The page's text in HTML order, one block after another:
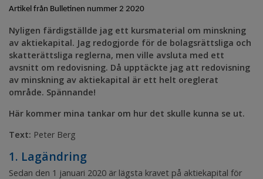
About BAS
Artikel från Bulletinen nummer 2 2020
Nyligen färdigställde jag ett kursmaterial om minskning
av aktiekapital. Jag redogjorde för de bolagsrättsliga och
skatterättsliga reglerna, men ville avsluta med ett
avsnitt om redovisning. Då upptäckte jag att redovisning
av minskning av aktiekapital är ett helt oreglerat
område. Spännande!
Här kommer mina tankar om hur det skulle kunna se ut.
Text: Peter Berg
1. Lagändring
Sedan den 1 januari 2020 är lägsta kravet på aktiekapital för